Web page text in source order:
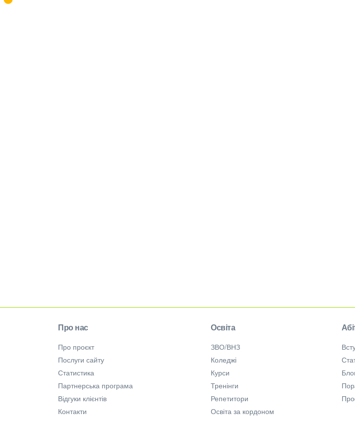
Про нас
Про проєкт
Послуги сайту
Статистика
Партнерська програма
Відгуки клієнтів
Контакти
Освіта
ЗВО/ВНЗ
Коледжі
Курси
Тренінги
Репетитори
Освіта за кордоном